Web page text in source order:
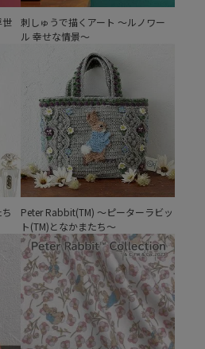
世
刺しゅうで描くアート ～ルノワー
ル 幸せな情景～
Peter Rabbit(TM) ～ピーターラビッ
ト(TM)となかまたち～